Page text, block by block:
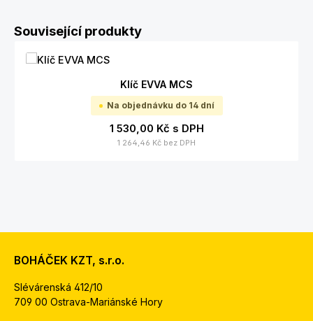
Přeskočit galerii produktů
Související produkty
Klíč EVVA MCS
Na objednávku do 14 dní
1 530,00 Kč s DPH
1 264,46 Kč bez DPH
BOHÁČEK KZT, s.r.o.
Slévárenská 412/10
709 00 Ostrava-Mariánské Hory